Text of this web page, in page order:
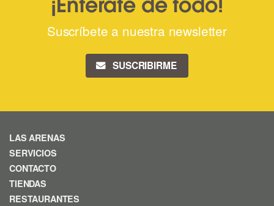
¡Entérate de todo!
Suscríbete a nuestra newsletter
SUSCRIBIRME
LAS ARENAS
SERVICIOS
CONTACTO
TIENDAS
RESTAURANTES